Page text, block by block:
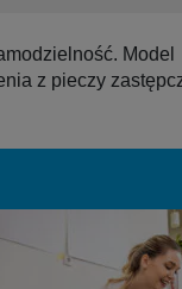
Model
z pieczy